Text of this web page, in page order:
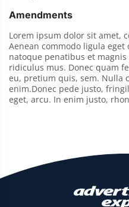
Amendments
Lorem ipsum dolor sit amet,
Aenean commodo ligula eget
natoque penatibus et
ridiculus mus. Donec quam
eu, pretium quis, sem. Nulla
enim.Donec pede justo,
eget, arcu. In enim justo,